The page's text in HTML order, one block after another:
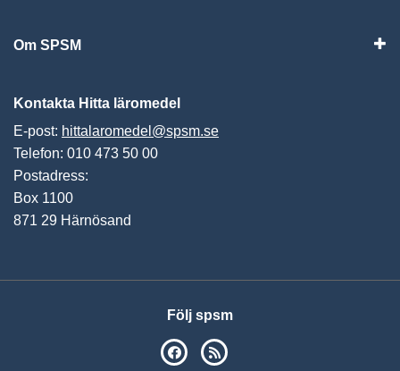
Om SPSM
Kontakta Hitta läromedel
E-post: hittalaromedel@spsm.se
Telefon: 010 473 50 00
Postadress:
Box 1100
871 29 Härnösand
Följ spsm
SPSM på Facebook